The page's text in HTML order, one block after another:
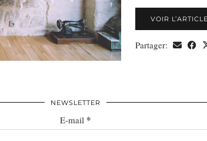
VOIR L’ARTICLE
Partager:
NEWSLETTER
E-mail *